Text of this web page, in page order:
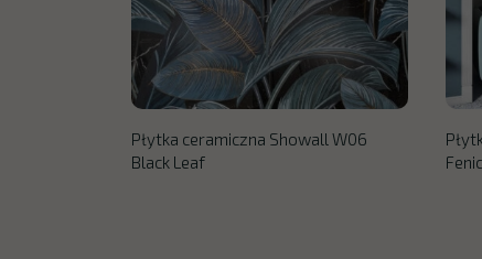
Płytka ceramiczna Showall W06
Black Leaf